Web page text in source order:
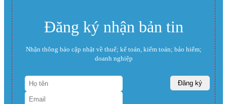
Đăng ký nhận bản tin
Nhận thông báo cập nhật về thuế; kế toán, kiểm toán; bảo hiểm;
doanh nghiệp